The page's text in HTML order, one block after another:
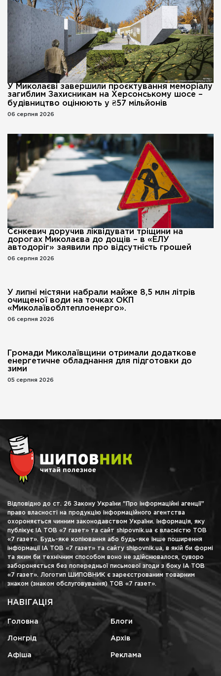
У Миколаєві завершили проєктування меморіалу
загиблим Захисникам на Херсонському шосе –
будівництво оцінюють у ₴57 мільйонів
06 серпня 2026
Сєнкевич доручив ліквідувати тріщини на
дорогах Миколаєва до дощів – в «ЕЛУ
автодоріг» заявили про відсутність грошей
06 серпня 2026
У липні містяни набрали майже 8,5 млн літрів
очищеної води на точках ОКП
«Миколаївоблтеплоенерго».
06 серпня 2026
Громади Миколаївщини отримали додаткове
енергетичне обладнання для підготовки до
зими
05 серпня 2026
Відповідно до ст. 26 Закону України "Про інформаційні агенції"
право власності на продукцію інформаційного агентства
охороняється чинним законодавством України. Інформація, яку
публікує ІА ТОВ «7 газет» та сайт shipovnik.ua є власністю ТОВ
«7 газет». Будь-яке копіювання або будь-яке інше поширення
інформації ІА ТОВ «7 газет» та сайту shipovnik.ua, в якій би формі
та яким би технічним способом воно не здійснювалося, суворо
забороняється без попередньої письмової згоди з боку ІА ТОВ
«7 газет». Логотип ШИПОВНИК є зареєстрованим товарним
знаком (знаком обслуговування) ТОВ «7 газет».
НАВІГАЦІЯ
Головна Блоги
Лонгрід Архів
Афіша Реклама